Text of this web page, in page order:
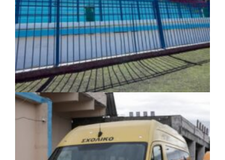
ΤΟΠΙΚΗ ΑΥΤΟΔΙΟΙΚΗΣΗ | 06/08/2026 · 17:35
Δήμος Ηλιούπολης: Εργασίες
αναβάθμισης στα αθλητικά κέντρα ενόψει
της νέας χρονιάς